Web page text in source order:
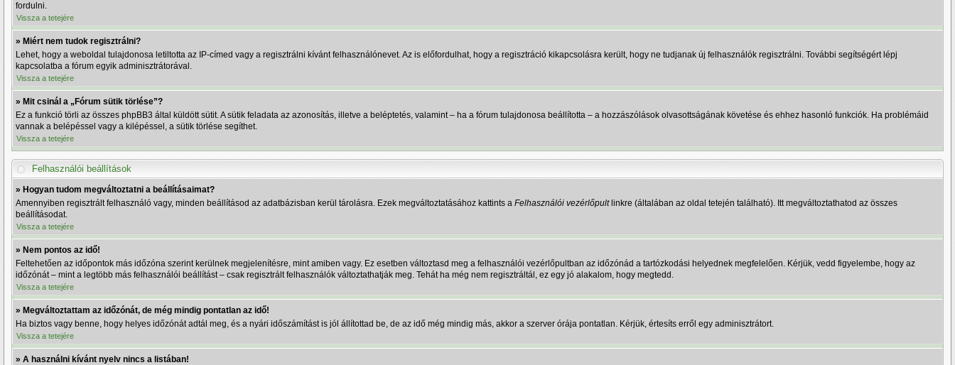
fordulni.
Vissza a tetejére
» Miért nem tudok regisztrálni?
Lehet, hogy a weboldal tulajdonosa letiltotta az IP-címed vagy a regisztrálni kívánt felhasználónevet. Az is előfordulhat, hogy a regisztráció kikapcsolásra került, hogy ne tudjanak új felhasználók regisztrálni. További segítségért lépj
kapcsolatba a fórum egyik adminisztrátorával.
Vissza a tetejére
» Mit csinál a „Fórum sütik törlése”?
Ez a funkció törli az összes phpBB3 által küldött sütit. A sütik feladata az azonosítás, illetve a beléptetés, valamint – ha a fórum tulajdonosa beállította – a hozzászólások olvasottságának követése és ehhez hasonló funkciók. Ha problémáid
vannak a belépéssel vagy a kilépéssel, a sütik törlése segíthet.
Vissza a tetejére
Felhasználói beállítások
» Hogyan tudom megváltoztatni a beállításaimat?
Amennyiben regisztrált felhasználó vagy, minden beállításod az adatbázisban kerül tárolásra. Ezek megváltoztatásához kattints a Felhasználói vezérlőpultlinkre (általában az oldal tetején található). Itt megváltoztathatod az összes
beállításodat.
Vissza a tetejére
» Nem pontos az idő!
Feltehetően az időpontok más időzóna szerint kerülnek megjelenítésre, mint amiben vagy. Ez esetben változtasd meg a felhasználói vezérlőpultban az időzónád a tartózkodási helyednek megfelelően. Kérjük, vedd figyelembe, hogy az
időzónát – mint a legtöbb más felhasználói beállítást – csak regisztrált felhasználók változtathatják meg. Tehát ha még nem regisztráltál, ez egy jó alakalom, hogy megtedd.
Vissza a tetejére
» Megváltoztattam az időzónát, de még mindig pontatlan az idő!
Ha biztos vagy benne, hogy helyes időzónát adtál meg, és a nyári időszámítást is jól állítottad be, de az idő még mindig más, akkor a szerver órája pontatlan. Kérjük, értesíts erről egy adminisztrátort.
Vissza a tetejére
» A használni kívánt nyelv nincs a listában!